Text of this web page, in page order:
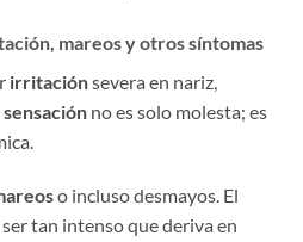
mareos y otros síntomas
irritaciónsevera en nariz,
sensación no es solo molesta; es
o incluso desmayos. El
tan intenso que deriva en